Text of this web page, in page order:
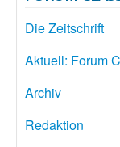
Die Zeitschrift
Aktuell: Forum
Archiv
Redaktion